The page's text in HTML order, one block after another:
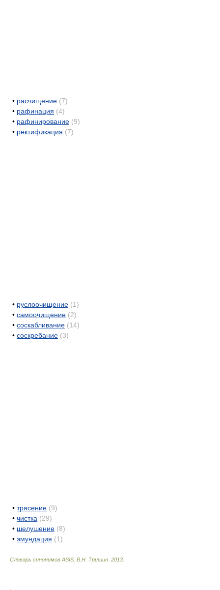
• расчищение (7)
• рафинация (4)
• рафинирование (9)
• ректификация (7)
• руслоочищение (1)
• самоочищение (2)
• соскабливание (14)
• соскребание (3)
• трясение (9)
• чистка (29)
• шелушение (8)
• эмундация (1)
Словарь синонимов ASIS. В.Н. Тришин 2013